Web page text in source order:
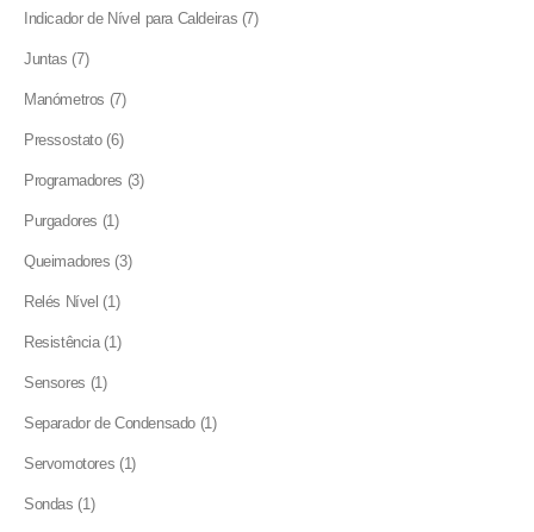
Indicador de Nível para Caldeiras 77
Juntas 77
Manómetros 77
Pressostato 66
Programadores 33
Purgadores 11
Queimadores 33
Relés Nível
11
Resistência 11
Sensores 11
Separador de Condensado 11
Servomotores 11
Sondas 11